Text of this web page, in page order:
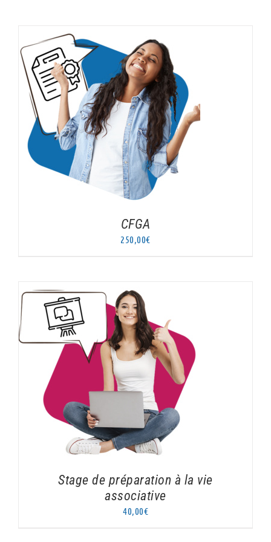
AJOUTER AU PANIER / DÉTAILS
CFGA
250,00€
AJOUTER AU PANIER / DÉTAILS
Stage de préparation à la vie
associative
40,00€